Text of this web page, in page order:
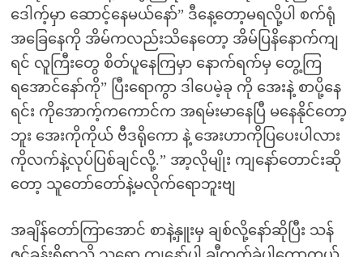
ဒေါက့်မှာ ဆောင့်နေမယ်နော်” ဒီနေ့တော့မရလို့ပါ စက်ရုံ
အခြေနေကို အိမ်ကလည်းသိနေတော့ အိမ်ပြနိနောက်ကျ
ရင် လူကြီးတွေ စိတ်ပူနေကြမှာ နောက်ရက်မှ တွေ့ကြ
ရအောင်နော်ကို” ပြီးရောကွာ ဒါပေမဲ့ခု ကို အေးနဲ့ စာပို့နေ
ရင်း ကိုအောက့်ကကောင်က အရမ်းမာနေပြီ မနေနိုင်တော့
ဘူး အေးကိုကိုယ် ဗီဒရိုကော နဲ့ အေးဟာကိုပြပေးပါလား
ကိုလက်နဲ့လုပ်ပြစ်ချင်လို့.” အာ့လိုမျိုး ကျနော်တောင်းဆို
တော့ သူတော်တော်နဲ့မလိုက်ရောဘူးဗျ
အချိန်တော်ကြာအောင် စာနဲ့နှူးမှ ချစ်လို့နော်ဆိုပြီး သန်